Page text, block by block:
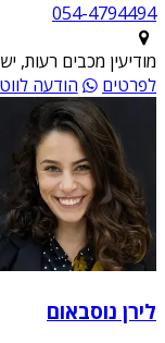
054-4794494
מודיעין מכבים רעות,
לפרטים
הודעה
לירן נוסבאום